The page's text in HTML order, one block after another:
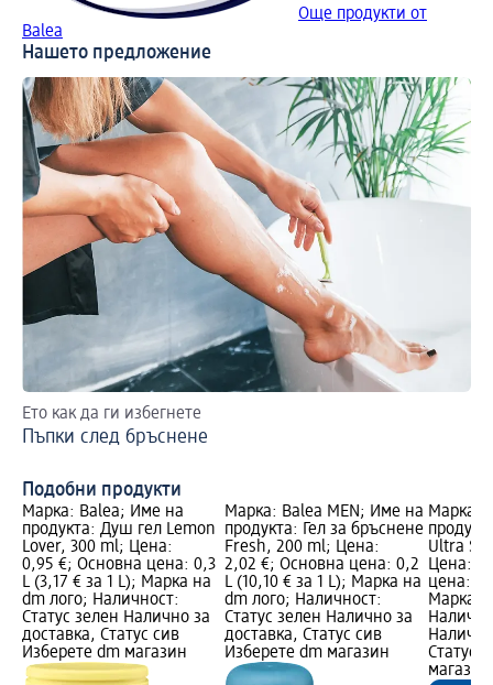
Още продукти от
Balea
Нашето предложение
Ето как да ги избегнете
Пъпки след бръснене
Подобни продукти
Марка: Balea; Име на
продукта: Душ гел Lemon
Lover, 300 ml; Цена:
0,95 €; Основна цена: 0,3
L (3,17 € за 1 L); Марка на
dm лого; Наличност:
Статус зелен Налично за
доставка, Статус сив
Изберете dm магазин
Марка: Balea MEN; Име на
продукта: Гел за бръснене
Fresh, 200 ml; Цена:
2,02 €; Основна цена: 0,2
L (10,10 € за 1 L); Марка на
dm лого; Наличност:
Статус зелен Налично за
доставка, Статус сив
Изберете dm магазин
Марка:
Ultra
Цена:
цена:
Марка
Статус
магазин